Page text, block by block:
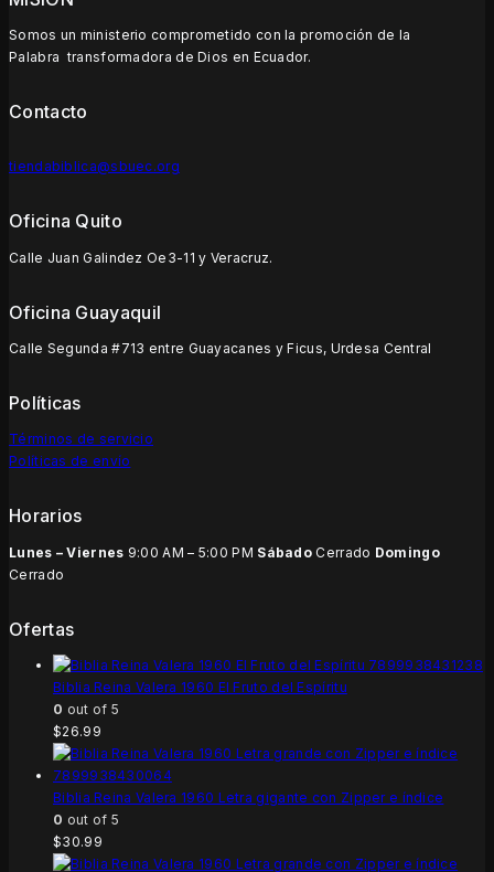
Somos un ministerio comprometido con la promoción de la
Palabra transformadora de Dios en Ecuador.
Contacto
tiendabiblica@sbuec.org
Oficina Quito
Calle Juan Galindez Oe3-11 y Veracruz.
Oficina Guayaquil
Calle Segunda #713 entre Guayacanes y Ficus, Urdesa Central
Políticas
Términos de servicio
Políticas de envío
Horarios
Lunes – Viernes 9:00 AM – 5:00 PM Sábado Cerrado Domingo
Cerrado
Ofertas
Biblia Reina Valera 1960 El Fruto del Espíritu
0 out of 5
$26.99
Biblia Reina Valera 1960 Letra gigante con Zipper e índice
0 out of 5
$30.99